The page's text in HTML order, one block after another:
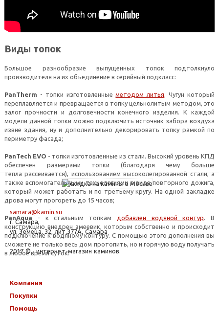
Виды топок
Большое разнообразие выпущенных топок подтолкнуло
производителя на их объединение в серийный подкласс:
PanTherm - топки изготовленныеметодом литья . Чугун который
переплавляется и превращается в топку цельнолитым методом, это
залог прочности и долговечности конечного изделия. К каждой
модели данной топки можно подключить источник забора воздуха
извне здания, ну и дополнительно декорировать топку рамкой по
периметру фасада;
PanTech EVO - топки изготовленные из стали. Высокий уровень КПД
обеспечен размерами топки (благодаря чему больше
тепла рассеивается), использованием высоколегированной стали, а
также вспомогательными технологиями в виде повторного дожига,
который может работать и по третьему кругу. На одной закладке
дрова могут прогореть до 15 часов;
PanAqua- к стальным топкам добавлен водяной контур . В
конструкцию внедрен змеевик, которым собственно и происходит
подключение к водяному контуру. С помощью этого дополнения вы
сможете не только весь дом протопить, но и горячую воду получать
в любое время суток.
samara@kamin.su
г. Самара,
ул. Земеца, 32, лит.377А, Самара
2017 © - интернет-магазин каминов.
Компания
Покупки
Помощь